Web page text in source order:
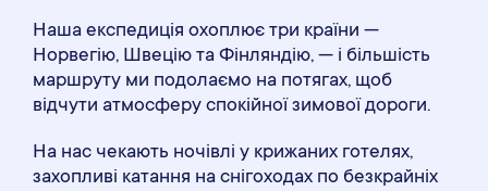
Наша експедиція охоплює три країни —
Норвегію, Швецію та Фінляндію, — і більшість
маршруту ми подолаємо на потягах, щоб
відчути атмосферу спокійної зимової дороги.
На нас чекають ночівлі у крижаних готелях,
захопливі катання на снігоходах по безкрайніх